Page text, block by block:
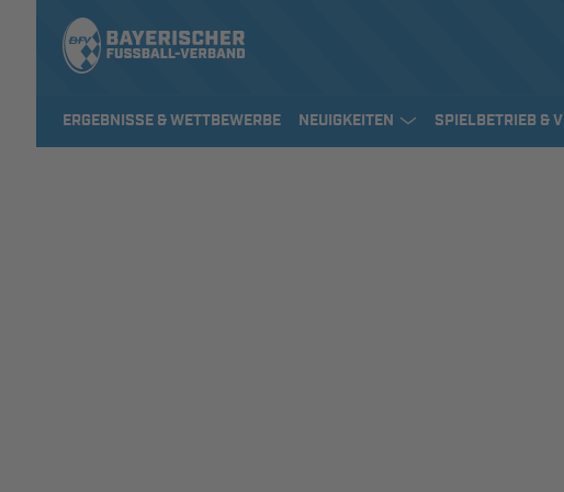
ERGEBNISSE & WETTBEWERBE NEUIGKEITEN SPIELBETRIEB &